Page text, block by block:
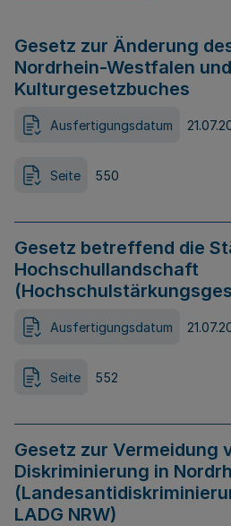
Gesetz zur Änderung
Nordrhein-Westfalen
Kulturgesetzbuches
Ausfertigungsdatum
Seite 550
Gesetz betreffend die
Hochschullandschaft
Ausfertigungsdatum
Seite 552
Gesetz zur Vermeidung
Diskriminierung in
LADG NRW)